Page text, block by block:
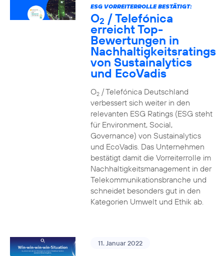
ESG VORREITERROLLE BESTÄTIGT:
O2 / Telefónica
erreicht Top-
Bewertungen in
Nachhaltigkeitsratings
von Sustainalytics
und EcoVadis
O2/ Telefónica Deutschland
verbessert sich weiter in den
relevanten ESG Ratings (ESG steht
für Environment, Social,
Governance) von Sustainalytics
und EcoVadis. Das Unternehmen
bestätigt damit die Vorreiterrolle im
Nachhaltigkeitsmanagement in der
Telekommunikationsbranche und
schneidet besonders gut in den
Kategorien Umwelt und Ethik ab.
11. Januar 2022